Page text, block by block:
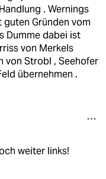
. Wernings
Gründen vom
Dumme dabei ist
von Merkels
von Strobl , Seehofer
übernehmen .
weiter links!